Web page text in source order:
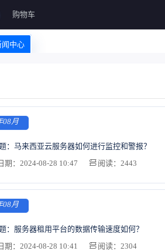
购物车
闻中心
08月
： 马来西亚云服务器如何进行监控和警报？
期：2024-08-28 10:47
阅读：2443
08月
： 服务器租用平台的数据传输速度如何？
期：2024-08-28 10:41
阅读：2304